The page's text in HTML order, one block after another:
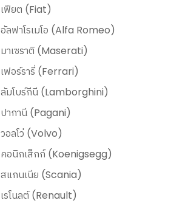
เฟียต (Fiat)
อัลฟาโรเมโอ (Alfa Romeo)
มาเซราติ (Maserati)
เฟอร์รารี่ (Ferrari)
ลัมโบร์กีนี (Lamborghini)
ปากานี (Pagani)
วอลโว่ (Volvo)
คอนิกเส็กก์ (Koenigsegg)
สแกนเนีย (Scania)
เรโนลต์ (Renault)